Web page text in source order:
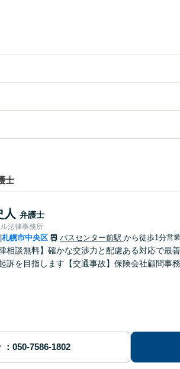
士
人 弁護士
法律事務所
札幌市中央区 バスセンター前駅 から徒歩1分営
律相談無料】確かな交渉力と配慮ある対応で
訴を目指します【交通事故】保険会社顧問事